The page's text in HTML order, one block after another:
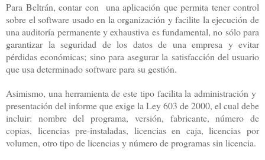
Para Beltrán, contar con una aplicación que permita tener control
sobre el software usado en la organización y facilite la ejecución de
una auditoría permanente y exhaustiva es fundamental, no sólo para
garantizar la seguridad de los datos de una empresa y evitar
pérdidas económicas; sino para asegurar la satisfacción del usuario
que usa determinado software para su gestión.
Asimismo, una herramienta de este tipo facilita la administración y
presentación del informe que exige la Ley 603 de 2000, el cual debe
incluir: nombre del programa, versión, fabricante, número de
copias, licencias pre-instaladas, licencias en caja, licencias por
volumen, otro tipo de licencias y número de programas sin licencia.